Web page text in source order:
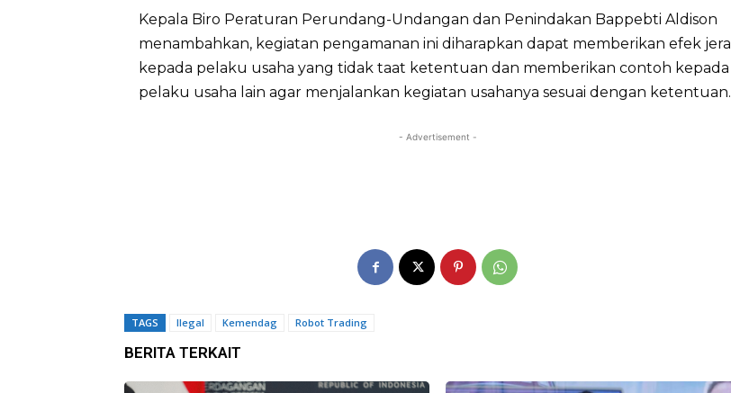
Kepala Biro Peraturan Perundang-Undangan dan Penindakan Bappebti Aldison
menambahkan, kegiatan pengamanan ini diharapkan dapat memberikan efek jera
kepada pelaku usaha yang tidak taat ketentuan dan memberikan contoh kepada
pelaku usaha lain agar menjalankan kegiatan usahanya sesuai dengan ketentuan.
- Advertisement -
TAGS Ilegal Kemendag Robot Trading
BERITA TERKAIT